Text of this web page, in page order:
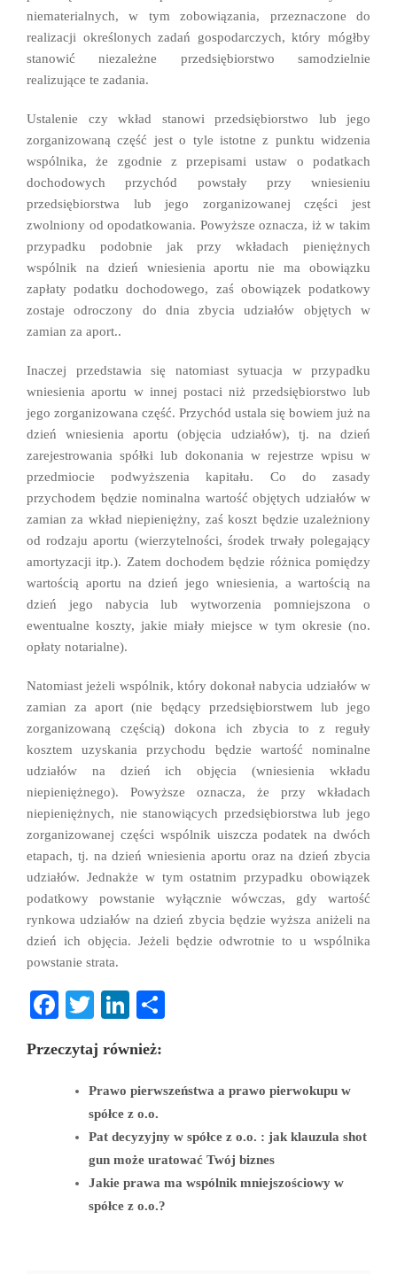
niematerialnych, w tym zobowiązania, przeznaczone do
realizacji określonych zadań gospodarczych, który mógłby
stanowić niezależne przedsiębiorstwo samodzielnie
realizujące te zadania.
Ustalenie czy wkład stanowi przedsiębiorstwo lub jego
zorganizowaną część jest o tyle istotne z punktu widzenia
wspólnika, że zgodnie z przepisami ustaw o podatkach
dochodowych przychód powstały przy wniesieniu
przedsiębiorstwa lub jego zorganizowanej części jest
zwolniony od opodatkowania. Powyższe oznacza, iż w takim
przypadku podobnie jak przy wkładach pieniężnych
wspólnik na dzień wniesienia aportu nie ma obowiązku
zapłaty podatku dochodowego, zaś obowiązek podatkowy
zostaje odroczony do dnia zbycia udziałów objętych w
zamian za aport..
Inaczej przedstawia się natomiast sytuacja w przypadku
wniesienia aportu w innej postaci niż przedsiębiorstwo lub
jego zorganizowana część. Przychód ustala się bowiem już na
dzień wniesienia aportu (objęcia udziałów), tj. na dzień
zarejestrowania spółki lub dokonania w rejestrze wpisu w
przedmiocie podwyższenia kapitału. Co do zasady
przychodem będzie nominalna wartość objętych udziałów w
zamian za wkład niepieniężny, zaś koszt będzie uzależniony
od rodzaju aportu (wierzytelności, środek trwały polegający
amortyzacji itp.). Zatem dochodem będzie różnica pomiędzy
wartością aportu na dzień jego wniesienia, a wartością na
dzień jego nabycia lub wytworzenia pomniejszona o
ewentualne koszty, jakie miały miejsce w tym okresie (no.
opłaty notarialne).
Natomiast jeżeli wspólnik, który dokonał nabycia udziałów w
zamian za aport (nie będący przedsiębiorstwem lub jego
zorganizowaną częścią) dokona ich zbycia to z reguły
kosztem uzyskania przychodu będzie wartość nominalne
udziałów na dzień ich objęcia (wniesienia wkładu
niepieniężnego). Powyższe oznacza, że przy wkładach
niepieniężnych, nie stanowiących przedsiębiorstwa lub jego
zorganizowanej części wspólnik uiszcza podatek na dwóch
etapach, tj. na dzień wniesienia aportu oraz na dzień zbycia
udziałów. Jednakże w tym ostatnim przypadku obowiązek
podatkowy powstanie wyłącznie wówczas, gdy wartość
rynkowa udziałów na dzień zbycia będzie wyższa aniżeli na
dzień ich objęcia. Jeżeli będzie odwrotnie to u wspólnika
powstanie strata.
Fa
bo
ok
T
tte
r
Li
ed
In
Przeczytaj również:
Prawo pierwszeństwa a prawo pierwokupu w
spółce z o.o.
Pat decyzyjny w spółce z o.o. : jak klauzula shot
gun może uratować Twój biznes
Jakie prawa ma wspólnik mniejszościowy w
spółce z o.o.?